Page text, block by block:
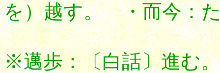
を）越す。 ・而今：
※邁歩：〔白話〕進む